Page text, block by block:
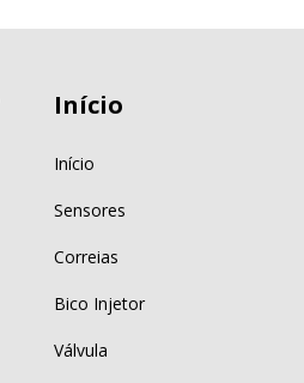
Início
Início
Sensores
Correias
Bico Injetor
Válvula